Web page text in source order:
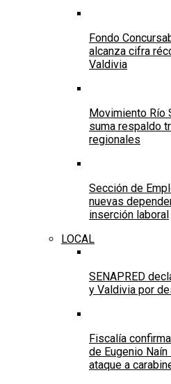
Fondo
alcanza cifra
Valdivia
Movimiento Río
suma respaldo
regionales
Sección de
nuevas
inserción laboral
LOCAL
SENAPRED
y Valdivia por
Fiscalía
de Eugenio
ataque a